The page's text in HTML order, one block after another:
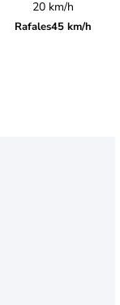
20 km/h
Rafales45 km/h